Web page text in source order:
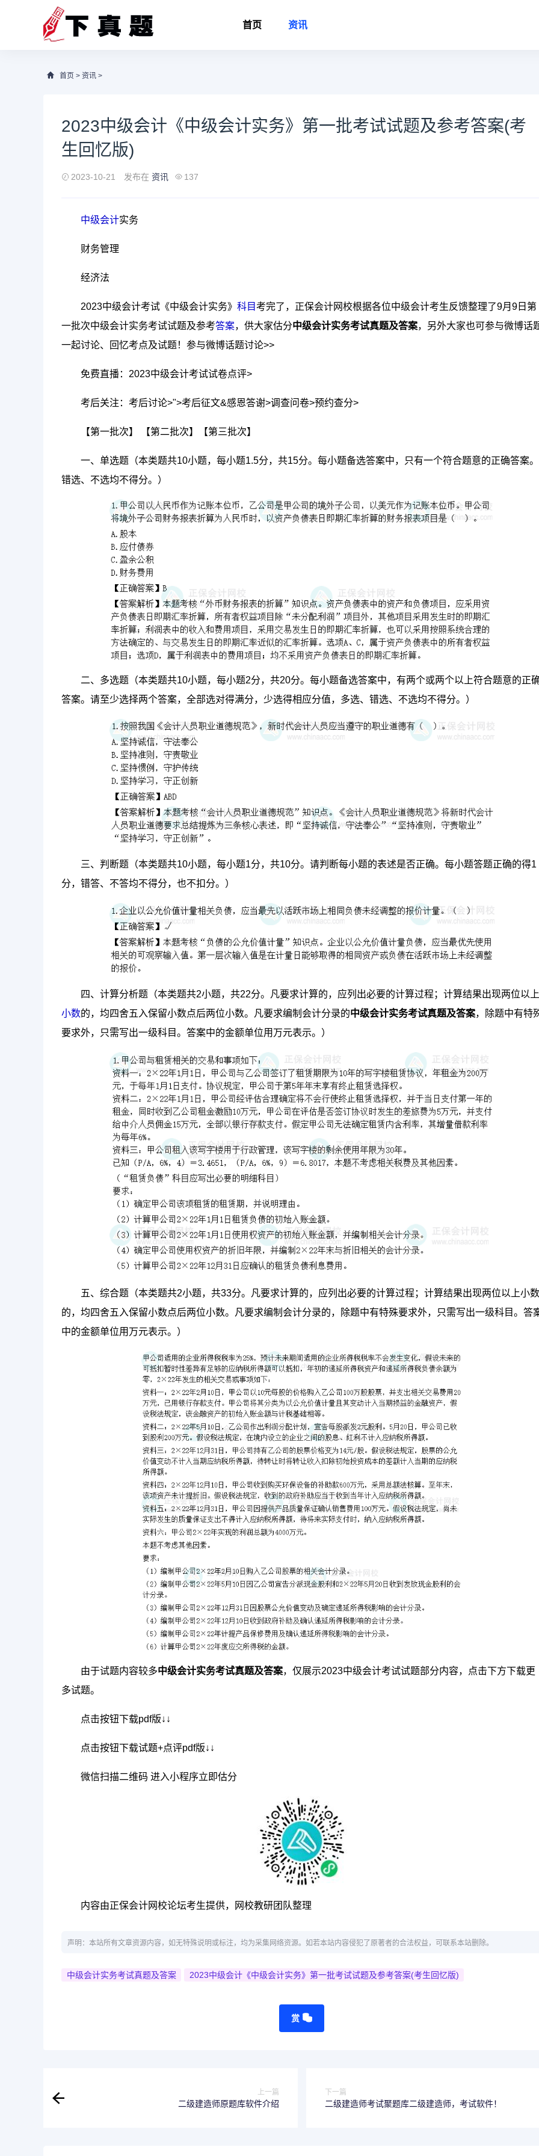
首页 资讯
首页 > 资讯 >
2023中级会计《中级会计实务》第一批考试试题及参考答案(考
生回忆版)
2023-10-21 发布在 资讯 137
中级会计实务
财务管理
经济法
2023中级会计考试《中级会计实务》 科目考完了，正保会计网校根据各位中级会计考生反馈整理了9月9日第
一批次中级会计实务考试试题及参考答案，供大家估分中级会计实务考试真题及答案，另外大家也可参与微博话
一起讨论、回忆考点及试题！参与微博话题讨论>>
免费直播：2023中级会计考试试卷点评>
考后关注：考后讨论>">考后征文&感恩答谢>调查问卷>预约查分>
【第一批次】 【第二批次】【第三批次】
一、单选题（本类题共10小题，每小题1.5分，共15分。每小题备选答案中，只有一个符合题意的正确答案。
错选、不选均不得分。）
二、多选题（本类题共10小题，每小题2分，共20分。每小题备选答案中，有两个或两个以上符合题意的正
答案。请至少选择两个答案，全部选对得满分，少选得相应分值，多选、错选、不选均不得分。）
三、判断题（本类题共10小题，每小题1分，共10分。请判断每小题的表述是否正确。每小题答题正确的得1
分，错答、不答均不得分，也不扣分。）
四、计算分析题（本类题共2小题，共22分。凡要求计算的，应列出必要的计算过程；计算结果出现两位以上
小数的，均四舍五入保留小数点后两位小数。凡要求编制会计分录的中级会计实务考试真题及答案，除题中有特
要求外，只需写出一级科目。答案中的金额单位用万元表示。）
五、综合题（本类题共2小题，共33分。凡要求计算的，应列出必要的计算过程；计算结果出现两位以上小数
的，均四舍五入保留小数点后两位小数。凡要求编制会计分录的，除题中有特殊要求外，只需写出一级科目。答
中的金额单位用万元表示。）
由于试题内容较多中级会计实务考试真题及答案，仅展示2023中级会计考试试题部分内容，点击下方下载更
多试题。
点击按钮下载pdf版↓↓
点击按钮下载试题+点评pdf版↓↓
微信扫描二维码 进入小程序立即估分
内容由正保会计网校论坛考生提供，网校教研团队整理
声明：本站所有文章资源内容，如无特殊说明或标注，均为采集网络资源。如若本站内容侵犯了原著者的合法权益，可联系本站删除。
中级会计实务考试真题及答案 2023中级会计《中级会计实务》第一批考试试题及参考答案(考生回忆版)
赏
上一篇
二级建造师原题库软件介绍
下一篇
二级建造师考试聚题库二级建造师，考试软件！